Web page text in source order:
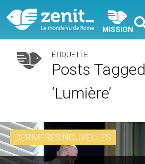
MISSION
ÉTIQUETTE
Posts Tagged
‘lumière’
DERNIÈRES NOUVELLES